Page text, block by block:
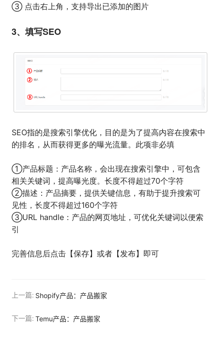
③ 点击右上角，支持导出已添加的图片
3、填写SEO
SEO指的是搜索引擎优化，目的是为了提高内容在搜索中
的排名，从而获得更多的曝光流量。此项非必填
①产品标题：产品名称，会出现在搜索引擎中，可包含
相关关键词，提高曝光度。长度不得超过70个字符
②描述：产品摘要，提供关键信息，有助于提升搜索可
见性，长度不得超过160个字符
③URL handle：产品的网页地址，可优化关键词以便索
引
完善信息后点击【保存】或者【发布】即可
上一篇: Shopify产品：产品搬家
下一篇: Temu产品：产品搬家